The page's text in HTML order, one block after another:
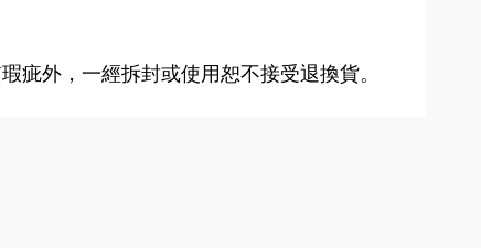
疵外，一經拆封或使用恕不接受退換貨。